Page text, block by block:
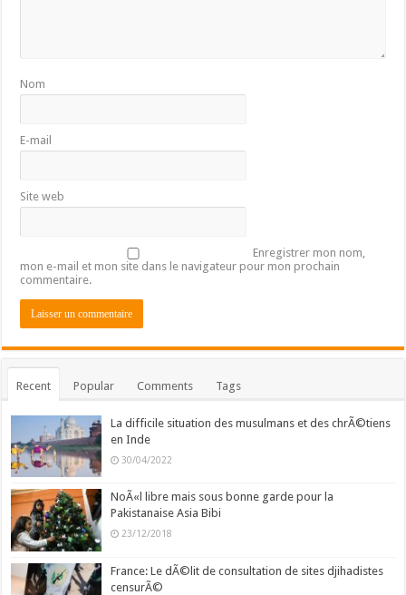
Nom
E-mail
Site web
Enregistrer mon nom,
mon e-mail et mon site dans le navigateur pour mon prochain
commentaire.
Recent Popular Comments Tags
La difficile situation des musulmans et des chrÃ©tiens
en Inde
30/04/2022
NoÃ«l libre mais sous bonne garde pour la
Pakistanaise Asia Bibi
23/12/2018
France: Le dÃ©lit de consultation de sites djihadistes
censurÃ©